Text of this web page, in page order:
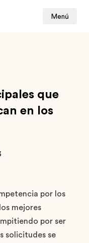
Menú
que
en los
por los
mejores
por ser
solicitudes se